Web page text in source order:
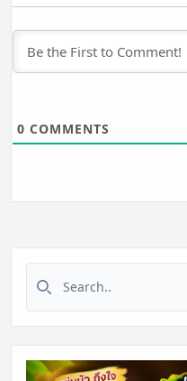
0 COMMENTS
Search for: